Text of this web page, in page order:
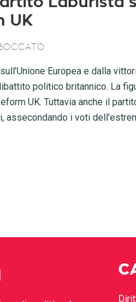
UK
Europea e dalla
politico britannico. La
UK. Tuttavia anche il
assecondando i voti